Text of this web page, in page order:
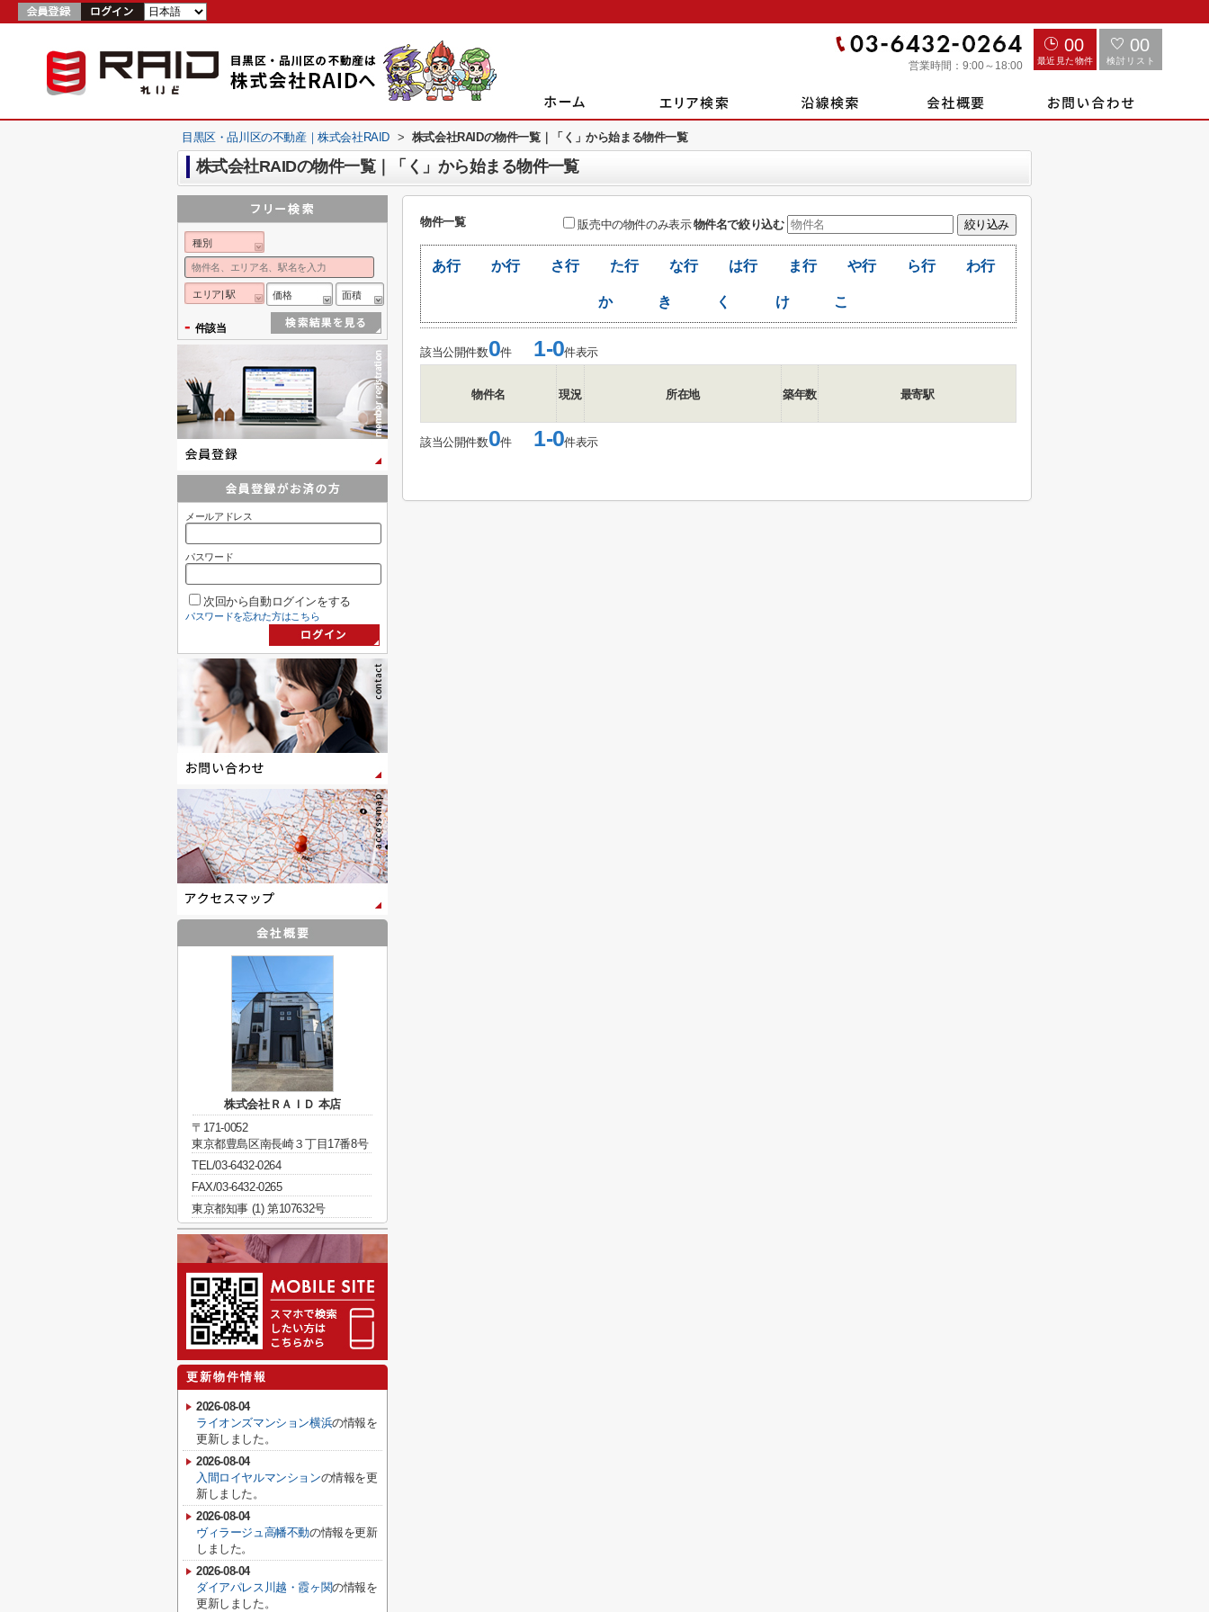
営業時間： 9:00～18:00
00
最近見た物件
00
検討リスト
目黒区・品川区の不動産｜株式会社RAID > 株式会社RAIDの物件一覧｜「く」から始まる物件一覧
株式会社RAIDの物件一覧｜「く」から始まる物件一覧
物件一覧 販売中の物件のみ表示物件名で絞り込む
あ行 か行 さ行 た行 な行 は行 ま行 や行 ら行 わ行
か き く け こ
該当公開件数0件1-0件表示
物件名 現況 所在地 築年数 最寄駅
該当公開件数0件1-0件表示
種別
エリア| 駅 価格 面積
- 件該当
メールアドレス
パスワード
次回から自動ログインをする
パスワードを忘れた方はこちら
株式会社ＲＡＩＤ 本店
〒171-0052
東京都豊島区南長崎３丁目17番8号
TEL/03-6432-0264
FAX/03-6432-0265
東京都知事 (1) 第107632号
更新物件情報
2026-08-04
ライオンズマンション横浜の情報を
更新しました。
2026-08-04
入間ロイヤルマンションの情報を更
新しました。
2026-08-04
ヴィラージュ高幡不動の情報を更新
しました。
2026-08-04
ダイアパレス川越・霞ヶ関の情報を
更新しました。